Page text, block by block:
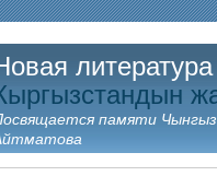
памяти